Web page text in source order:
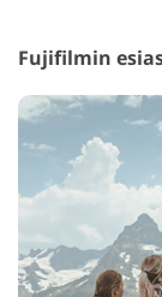
Fujifilmin